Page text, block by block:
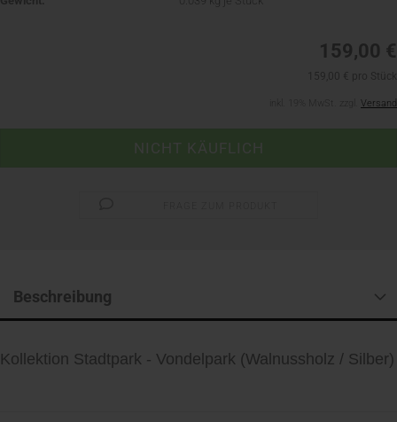
159,00 €
Versand
Beschreibung
Kollektion Stadtpark - Vondelpark (Walnussholz / Silber)